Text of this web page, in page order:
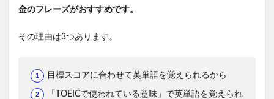
金のフレーズがおすすめです。
その理由は3つあります。
目標スコアに合わせて英単語を覚えられるから
「TOEICで使われている意味」で英単語を覚えられ